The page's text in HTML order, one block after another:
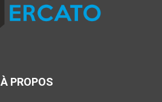
À PROPOS